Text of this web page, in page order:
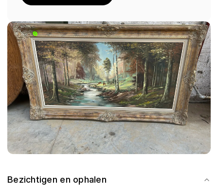
Bezichtigen en ophalen